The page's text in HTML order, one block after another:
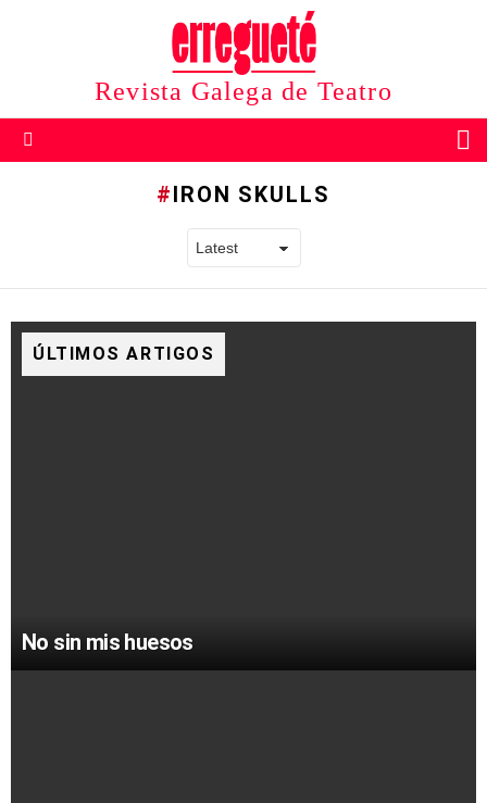
Revista Galega de Teatro
IRON SKULLS
ÚLTIMOS ARTIGOS
No sin mis huesos